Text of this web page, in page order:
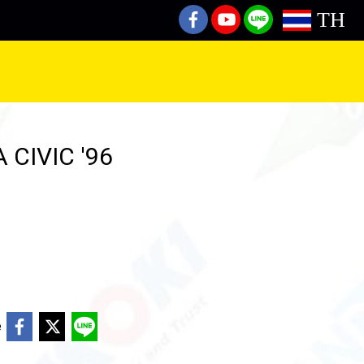
TH
CIVIC '96